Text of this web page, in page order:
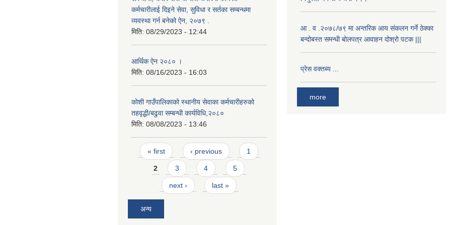
कर्मचारीलाई दिइने सेवा, सुविधा र सर्तका सम्बन्धमा
व्यवस्था गर्न बनेको ऐन, २०७९ ‍.
मिति: 08/29/2023 - 12:44
आर्थिक ऐन २०८० ।
मिति: 08/16/2023 - 16:03
कोशी गाउँपालिकाको स्थानीय सेवाका कर्मचारीहरुको
तहवृद्धी/बढुवा सम्बन्धी कार्यविधि,२०८०
मिति: 08/08/2023 - 13:46
Pages
« first ‹ previous 1
2 3 4 5
next › last »
अन्य
आ . व .२०७८/७९ मा अन्तरिक आय संकलन गर्ने ठेक्का
बन्दोबस्त समन्धी बोलपत्र आवाहन दोश्रो पटक |||
प्रेस वक्तब्य ...
more